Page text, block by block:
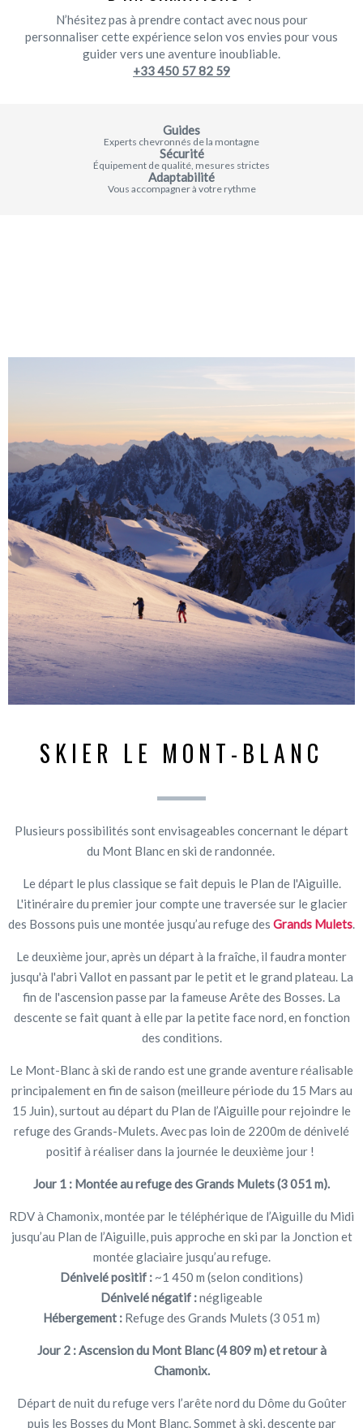
N’hésitez pas à prendre contact avec nous pour
personnaliser cette expérience selon vos envies pour vous
guider vers une aventure inoubliable.
+33 450 57 82 59
Guides
Experts chevronnés de la montagne
Sécurité
Équipement de qualité, mesures strictes
Adaptabilité
Vous accompagner à votre rythme
SKIER LE MONT-BLANC
Plusieurs possibilités sont envisageables concernant le départ
du Mont Blanc en ski de randonnée.
Le départ le plus classique se fait depuis le Plan de l'Aiguille.
L'itinéraire du premier jour compte une traversée sur le glacier
des Bossons puis une montée jusqu’au refuge des Grands Mulets.
Le deuxième jour, après un départ à la fraîche, il faudra monter
jusqu'à l'abri Vallot en passant par le petit et le grand plateau. La
fin de l'ascension passe par la fameuse Arête des Bosses. La
descente se fait quant à elle par la petite face nord, en fonction
des conditions.
Le Mont-Blanc à ski de rando est une grande aventure réalisable
principalement en fin de saison (meilleure période du 15 Mars au
15 Juin), surtout au départ du Plan de l’Aiguille pour rejoindre le
refuge des Grands-Mulets. Avec pas loin de 2200m de dénivelé
positif à réaliser dans la journée le deuxième jour !
Jour 1 : Montée au refuge des Grands Mulets (3 051 m).
RDV à Chamonix, montée par le téléphérique de l’Aiguille du Midi
jusqu’au Plan de l’Aiguille, puis approche en ski par la Jonction et
montée glaciaire jusqu’au refuge.
Dénivelé positif : ~1 450 m (selon conditions)
Dénivelé négatif :négligeable
Hébergement : Refuge des Grands Mulets (3 051 m)
Jour 2 : Ascension du Mont Blanc (4 809 m) et retour à
Chamonix.
Départ de nuit du refuge vers l’arête nord du Dôme du Goûter
puis les Bosses du Mont Blanc. Sommet à ski, descente par